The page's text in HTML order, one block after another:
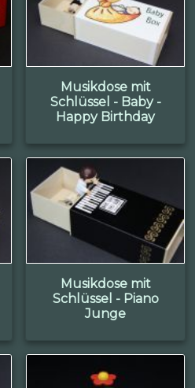
Musikdose mit
Schlüssel - Baby -
Happy Birthday
Musikdose mit
Schlüssel - Piano
Junge